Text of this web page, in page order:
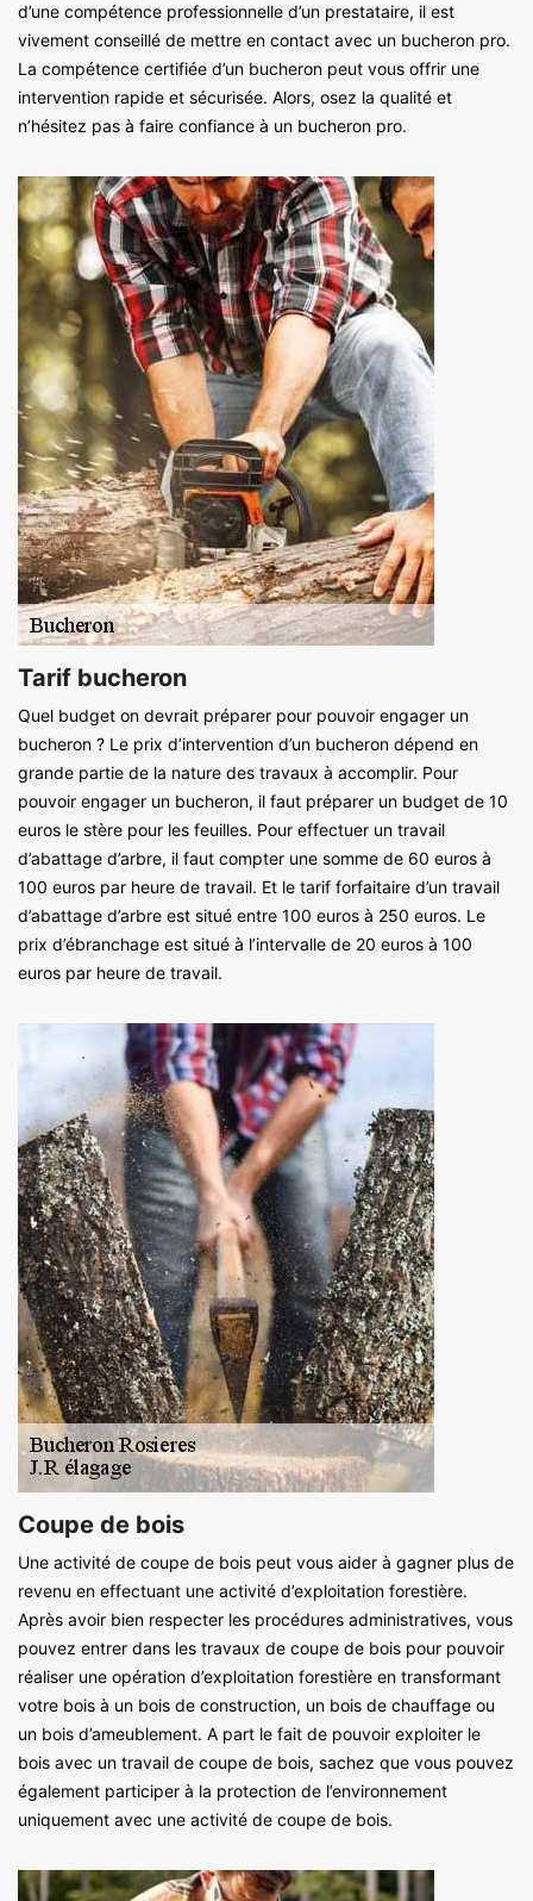
d’une compétence professionnelle d’un prestataire, il est
vivement conseillé de mettre en contact avec un bucheron pro.
La compétence certifiée d’un bucheron peut vous offrir une
intervention rapide et sécurisée. Alors, osez la qualité et
n’hésitez pas à faire confiance à un bucheron pro.
Tarif bucheron
Quel budget on devrait préparer pour pouvoir engager un
bucheron ? Le prix d’intervention d’un bucheron dépend en
grande partie de la nature des travaux à accomplir. Pour
pouvoir engager un bucheron, il faut préparer un budget de 10
euros le stère pour les feuilles. Pour effectuer un travail
d’abattage d’arbre, il faut compter une somme de 60 euros à
100 euros par heure de travail. Et le tarif forfaitaire d’un travail
d’abattage d’arbre est situé entre 100 euros à 250 euros. Le
prix d’ébranchage est situé à l’intervalle de 20 euros à 100
euros par heure de travail.
Coupe de bois
Une activité de coupe de bois peut vous aider à gagner plus de
revenu en effectuant une activité d’exploitation forestière.
Après avoir bien respecter les procédures administratives, vous
pouvez entrer dans les travaux de coupe de bois pour pouvoir
réaliser une opération d’exploitation forestière en transformant
votre bois à un bois de construction, un bois de chauffage ou
un bois d’ameublement. A part le fait de pouvoir exploiter le
bois avec un travail de coupe de bois, sachez que vous pouvez
également participer à la protection de l’environnement
uniquement avec une activité de coupe de bois.